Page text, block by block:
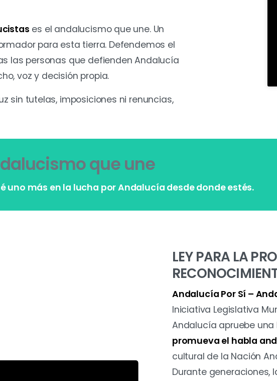
es el andalucismo que une. Un
para esta tierra. Defendemos el
las personas que defienden Andalucía
voz y decisión propia.
sin tutelas, imposiciones ni renuncias,
que une
uno más en la lucha por Andalucía desde donde estés.
LEY PARA LA
Andalucía Por Sí –
Iniciativa Legislativa
Andalucía apruebe una
promueva el habla
cultural de la Nación
Durante generaciones,